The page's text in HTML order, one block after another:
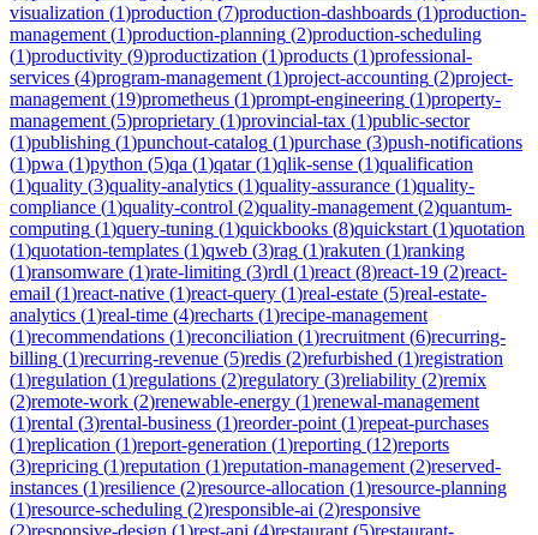
visualization (1)production (7)production-dashboards (1)production-
management (1)production-planning (2)production-scheduling
(1)productivity (9)productization (1)products (1)professional-
services (4)program-management (1)project-accounting (2)project-
management (19)prometheus (1)prompt-engineering (1)property-
management (5)proprietary (1)provincial-tax (1)public-sector
(1)publishing (1)punchout-catalog (1)purchase (3)push-notifications
(1)pwa (1)python (5)qa (1)qatar(1)qlik-sense (1)qualification
(1)quality (3)quality-analytics (1)quality-assurance (1)quality-
compliance (1)quality-control (2)quality-management (2)quantum-
computing (1)query-tuning (1)quickbooks (8)quickstart (1)quotation
(1)quotation-templates (1)qweb (3)rag (1)rakuten (1)ranking
(1)ransomware (1)rate-limiting (3)rdl (1)react (8)react-19 (2)react-
email (1)react-native (1)react-query (1)real-estate (5)real-estate-
analytics (1)real-time (4)recharts (1)recipe-management
(1)recommendations (1)reconciliation (1)recruitment (6)recurring-
billing (1)recurring-revenue (5)redis (2)refurbished (1)registration
(1)regulation (1)regulations (2)regulatory (3)reliability (2)remix
(2)remote-work (2)renewable-energy (1)renewal-management
(1)rental (3)rental-business (1)reorder-point (1)repeat-purchases
(1)replication (1)report-generation (1)reporting (12)reports
(3)repricing (1)reputation (1)reputation-management (2)reserved-
instances (1)resilience (2)resource-allocation (1)resource-planning
(1)resource-scheduling (2)responsible-ai (2)responsive
(2)responsive-design (1)rest-api (4)restaurant (5)restaurant-